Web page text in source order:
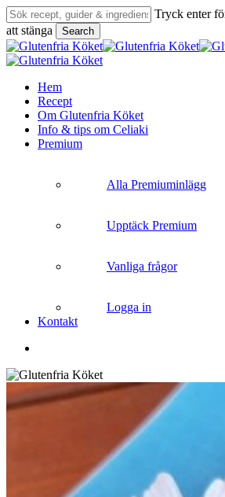
Skip
to
main
content
Tryck enter
att stänga
Search
Close
Search
search
Menu
Hem
Recept
Om Glutenfria Köket
Info & tips om Celiaki
Premium
Alla Premiuminlägg
Upptäck Premium
Vanliga frågor
Logga in
Kontakt